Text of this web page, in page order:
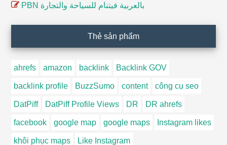
PBN بالعربية فيتنام للسياحة والتجارة
Thẻ sản phẩm
ahrefs amazon backlink Backlink GOV
backlink profile BuzzSumo content công cụ seo
DatPiff DatPiff Profile Views DR DR ahrefs
facebook google map google maps Instagram likes
khôi phục maps Like Instagram